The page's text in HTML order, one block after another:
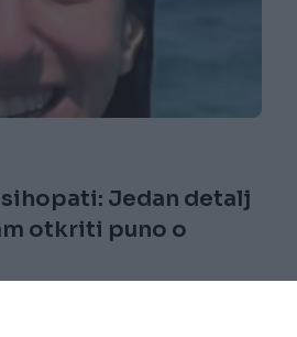
Jedan detalj
otkriti puno o